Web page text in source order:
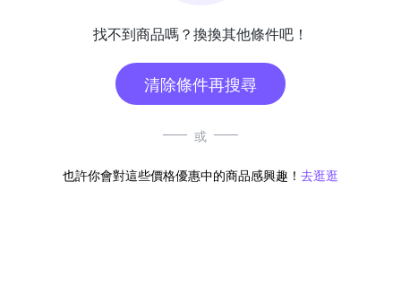
找不到商品嗎？換換其他條件吧！
清除條件再搜尋
或
也許你會對這些價格優惠中的商品感興趣！ 去逛逛